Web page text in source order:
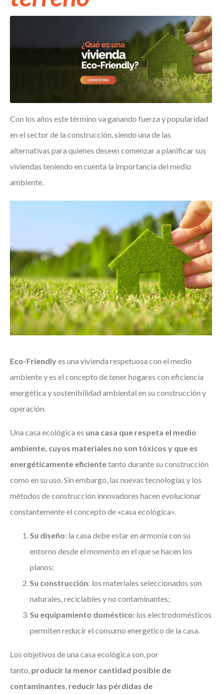
Con los años este término va ganando fuerza y popularidad
en el sector de la construcción, siendo una de las
alternativas para quienes deseen comenzar a planificar sus
viviendas teniendo en cuenta la importancia del medio
ambiente.
Eco-Friendlyes una vivienda respetuosa con el medio
ambiente y es el concepto de tener hogares con eficiencia
energética y sostenibilidad ambiental en su construcción y
operación.
Una casa ecológica es una casa que respeta el medio
ambiente, cuyos materiales no son tóxicos y que es
energéticamente eficientetanto durante su construcción
como en su uso. Sin embargo, las nuevas tecnologías y los
métodos de construcción innovadores hacen evolucionar
constantemente el concepto de «casa ecológica».
Su diseño: la casa debe estar en armonía con su
entorno desde el momento en el que se hacen los
planos;
Su construcción: los materiales seleccionados son
naturales, reciclables y no contaminantes;
Su equipamiento doméstico: los electrodomésticos
permiten reducir el consumo energético de la casa.
Los objetivos de una casa ecológica son, por
tanto, producir la menor cantidad posible de
contaminantes, reducir las pérdidas de